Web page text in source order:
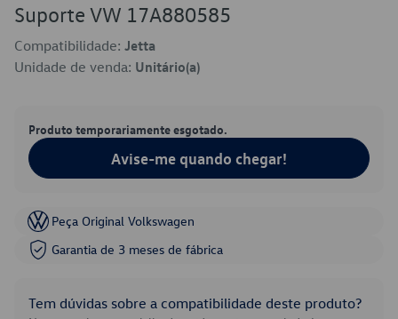
Suporte VW 17A880585
Compatibilidade: Jetta
Unidade de venda: Unitário(a)
Produto temporariamente esgotado.
Avise-me quando chegar!
Peça Original Volkswagen
Garantia de 3 meses de fábrica
Tem dúvidas sobre a compatibilidade deste produto?